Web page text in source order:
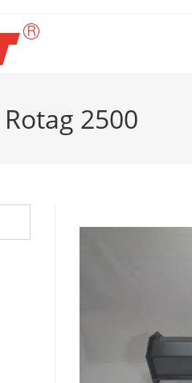
2500